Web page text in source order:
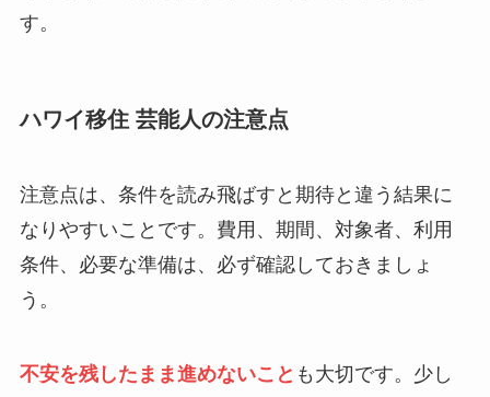
す。
ハワイ移住 芸能人の注意点
注意点は、条件を読み飛ばすと期待と違う結果に
なりやすいことです。費用、期間、対象者、利用
条件、必要な準備は、必ず確認しておきましょ
う。
不安を残したまま進めないこと も大切です。少し